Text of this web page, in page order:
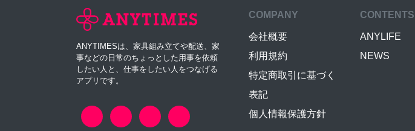
ANYTIMESは、家具組み立てや配送、家
事などの日常のちょっとした用事を依頼
したい人と、仕事をしたい人をつなげる
アプリです。
COMPANY
会社概要
利用規約
特定商取引に基づく
表記
個人情報保護方針
CONTENTS
ANYLIFE
NEWS